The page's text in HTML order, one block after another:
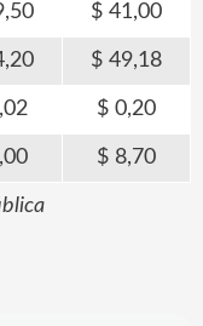
41,00
49,18
0,20
8,70